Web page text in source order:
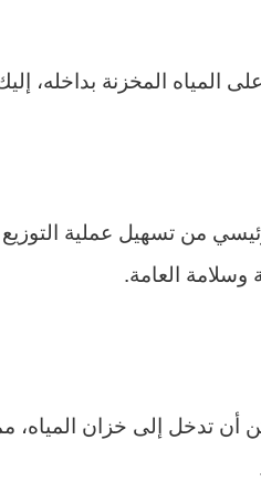
المخزنة بداخله،
من تسهيل عملية التوزيع
العامة.
تدخل إلى خزان المياه،